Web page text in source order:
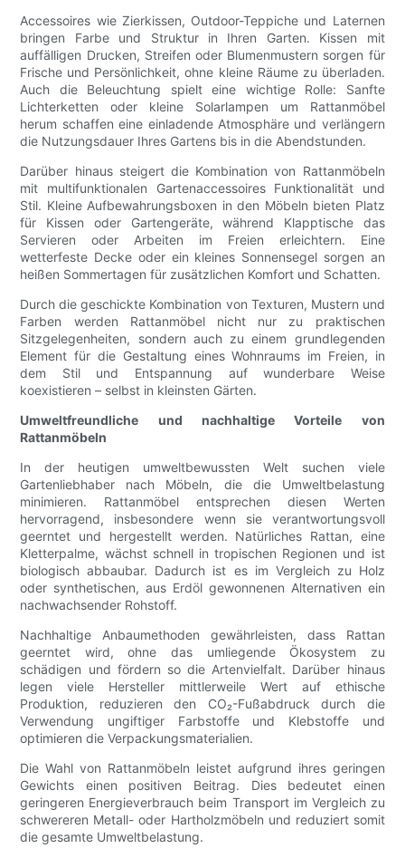
Accessoires wie Zierkissen, Outdoor-Teppiche und Laternen
bringen Farbe und Struktur in Ihren Garten. Kissen mit
auffälligen Drucken, Streifen oder Blumenmustern sorgen für
Frische und Persönlichkeit, ohne kleine Räume zu überladen.
Auch die Beleuchtung spielt eine wichtige Rolle: Sanfte
Lichterketten oder kleine Solarlampen um Rattanmöbel
herum schaffen eine einladende Atmosphäre und verlängern
die Nutzungsdauer Ihres Gartens bis in die Abendstunden.
Darüber hinaus steigert die Kombination von Rattanmöbeln
mit multifunktionalen Gartenaccessoires Funktionalität und
Stil. Kleine Aufbewahrungsboxen in den Möbeln bieten Platz
für Kissen oder Gartengeräte, während Klapptische das
Servieren oder Arbeiten im Freien erleichtern. Eine
wetterfeste Decke oder ein kleines Sonnensegel sorgen an
heißen Sommertagen für zusätzlichen Komfort und Schatten.
Durch die geschickte Kombination von Texturen, Mustern und
Farben werden Rattanmöbel nicht nur zu praktischen
Sitzgelegenheiten, sondern auch zu einem grundlegenden
Element für die Gestaltung eines Wohnraums im Freien, in
dem Stil und Entspannung auf wunderbare Weise
koexistieren – selbst in kleinsten Gärten.
Umweltfreundliche und nachhaltige Vorteile von
Rattanmöbeln
In der heutigen umweltbewussten Welt suchen viele
Gartenliebhaber nach Möbeln, die die Umweltbelastung
minimieren. Rattanmöbel entsprechen diesen Werten
hervorragend, insbesondere wenn sie verantwortungsvoll
geerntet und hergestellt werden. Natürliches Rattan, eine
Kletterpalme, wächst schnell in tropischen Regionen und ist
biologisch abbaubar. Dadurch ist es im Vergleich zu Holz
oder synthetischen, aus Erdöl gewonnenen Alternativen ein
nachwachsender Rohstoff.
Nachhaltige Anbaumethoden gewährleisten, dass Rattan
geerntet wird, ohne das umliegende Ökosystem zu
schädigen und fördern so die Artenvielfalt. Darüber hinaus
legen viele Hersteller mittlerweile Wert auf ethische
Produktion, reduzieren den CO₂-Fußabdruck durch die
Verwendung ungiftiger Farbstoffe und Klebstoffe und
optimieren die Verpackungsmaterialien.
Die Wahl von Rattanmöbeln leistet aufgrund ihres geringen
Gewichts einen positiven Beitrag. Dies bedeutet einen
geringeren Energieverbrauch beim Transport im Vergleich zu
schwereren Metall- oder Hartholzmöbeln und reduziert somit
die gesamte Umweltbelastung.